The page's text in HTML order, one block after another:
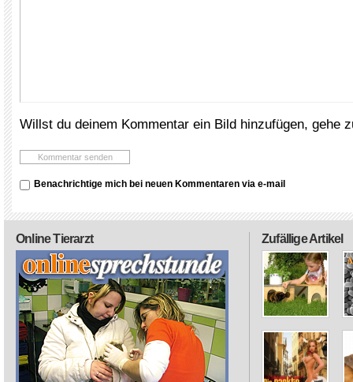
Willst du deinem Kommentar ein Bild hinzufügen, gehe
Benachrichtige mich bei neuen Kommentaren via e-mail
Zufällige Artikel
Online Tierarzt